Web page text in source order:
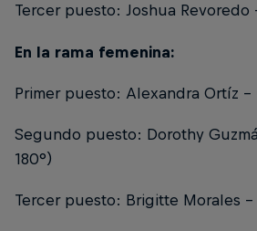
Tercer puesto: Joshua
En la rama femenina:
Primer puesto: Alexandra Ortíz -
Segundo puesto: Dorothy
180°)
Tercer puesto: Brigitte Morales -